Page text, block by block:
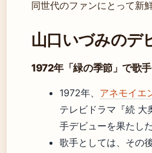
同世代のファンにとって新
山口いづみのデ
1972年「緑の季節」で歌
1972年、 アネモイエ
テレビドラマ『続 大
手デビューを果たした
歌手としては、その